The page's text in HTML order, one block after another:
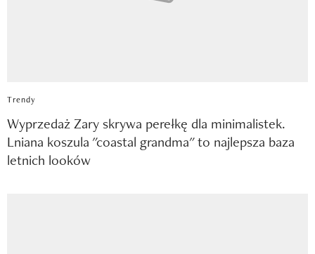
Trendy
Wyprzedaż Zary skrywa perełkę dla minimalistek.
Lniana koszula "coastal grandma" to najlepsza baza
letnich looków